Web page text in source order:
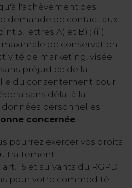
l'achèvement des
demande de contact aux
3, lettres A) et B) ; (ii)
de conservation
de marketing, visée
préjudice de la
du consentement pour
sans délai à la
personnelles.
concernée
pourrez exercer vos droits
traitement
15 et suivants du RGPD
pour votre commodité :